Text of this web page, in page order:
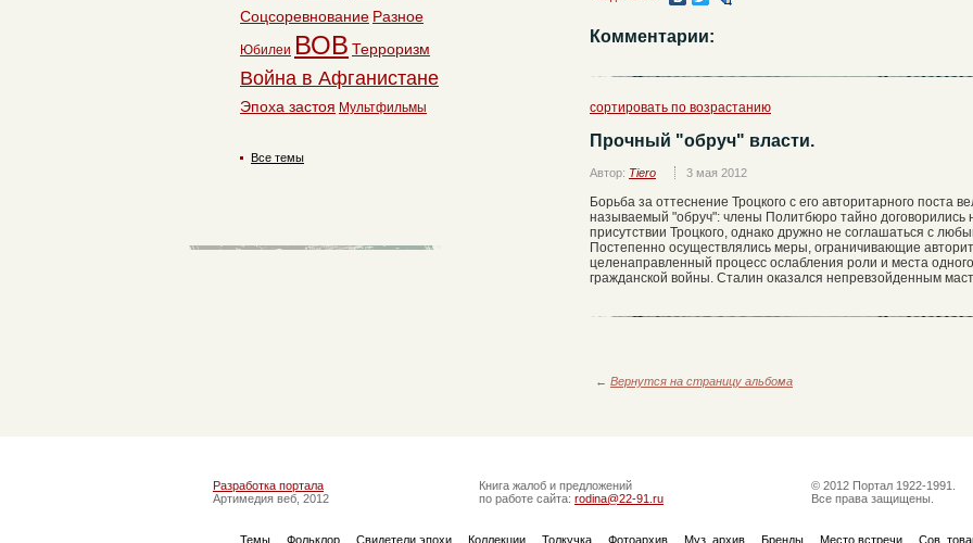
Комментарии:
сортировать по возрастанию
Прочный "обруч" власти.
Автор: Tiero 3 мая 2012
Борьба за оттеснение Троцкого с его авторитарного поста
называемый "обруч": члены Политбюро тайно договорились
присутствии Троцкого, однако дружно не соглашаться с
Постепенно осуществлялись меры, ограничивающие
целенаправленный процесс ослабления роли и места
гражданской войны. Сталин оказался непревзойденным
← Вернутся на страницу альбома
Соцсоревнование Разное
Юбилеи ВОВ Терроризм
Война в Афганистане
Эпоха застоя Мультфильмы
Все темы
Разработка портала
Артимедия веб, 2012
Книга жалоб и предложений
по работе сайта: rodina@22-91.ru
© 2012 Портал 1922-1991.
Все права защищены.
Темы Фольклор Свидетели эпохи Коллекции Толкучка Фотоархив Муз. архив Бренды Место встречи Сов.